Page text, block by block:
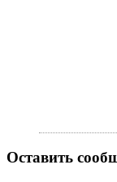
Оставить